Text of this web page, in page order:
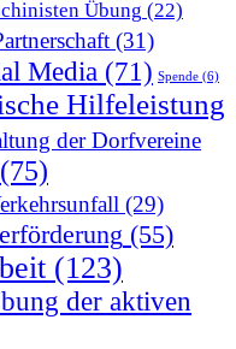
Übung (22)
(31)
Media (71) Spende (6)
Hilfeleistung
der Dorfvereine
(75)
(29)
(55)
(123)
der aktiven